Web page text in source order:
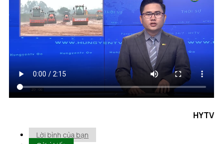
HYTV
Lời bình của bạn